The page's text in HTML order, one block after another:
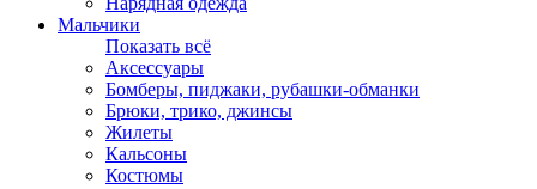
Мальчики
Показать всё
Аксессуары
Бомберы, пиджаки, рубашки-обманки
Брюки, трико, джинсы
Жилеты
Кальсоны
Костюмы